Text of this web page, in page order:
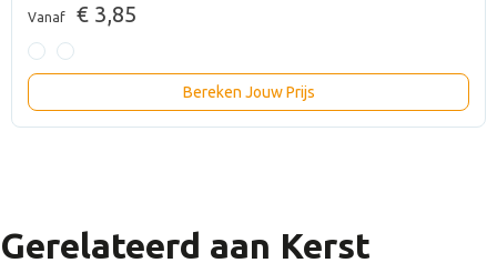
Vanaf € 3,85
Bereken Jouw Prijs
Gerelateerd aan Kerst